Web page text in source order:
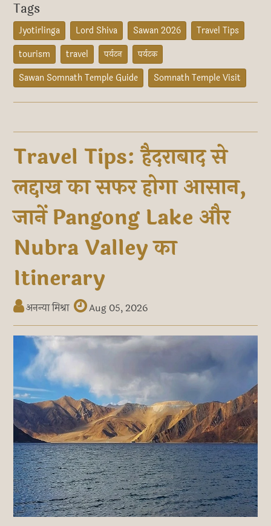
Tags
Jyotirlinga Lord Shiva Sawan 2026
Travel Tips
tourism
travel पर्यटन
पर्यटक
Sawan Somnath Temple Guide
Somnath Temple Visit
Travel Tips: हैदराबाद से
लद्दाख का सफर होगा आसान,
जानें Pangong Lake और
Nubra Valley का
Itinerary
अनन्या मिश्रा Aug 05, 2026